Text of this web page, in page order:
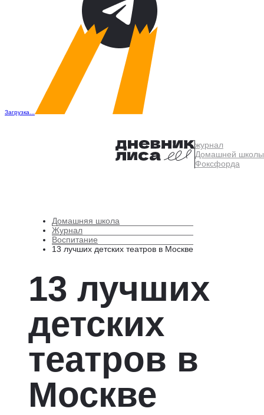
Загрузка...
журнал
Домашней школы
Фоксфорда
Домашняя школа
Журнал
Воспитание
13 лучших детских театров в Москве
13 лучших
детских
театров в
Москве